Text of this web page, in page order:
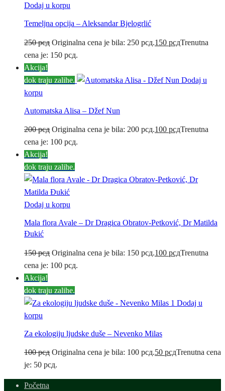
Dodaj u korpu
Temeljna opcija – Aleksandar Bjelogrlić
250рсд Originalna cena je bila: 250 рсд.150 рсдTrenutna
cena je: 150 рсд.
Akcija!
dok traju zalihe.
Dodaj u
korpu
Automatska Alisa – Džef Nun
200рсд Originalna cena je bila: 200 рсд.100 рсдTrenutna
cena je: 100 рсд.
Akcija!
dok traju zalihe.
Dodaj u korpu
Mala flora Avale – Dr Dragica Obratov-Petković, Dr Matilda
Đukić
150рсд Originalna cena je bila: 150 рсд.100 рсдTrenutna
cena je: 100 рсд.
Akcija!
dok traju zalihe.
Dodaj u
korpu
Za ekologiju ljudske duše – Nevenko Milas
100рсд Originalna cena je bila: 100 рсд.50 рсдTrenutna cena
je: 50 рсд.
Početna